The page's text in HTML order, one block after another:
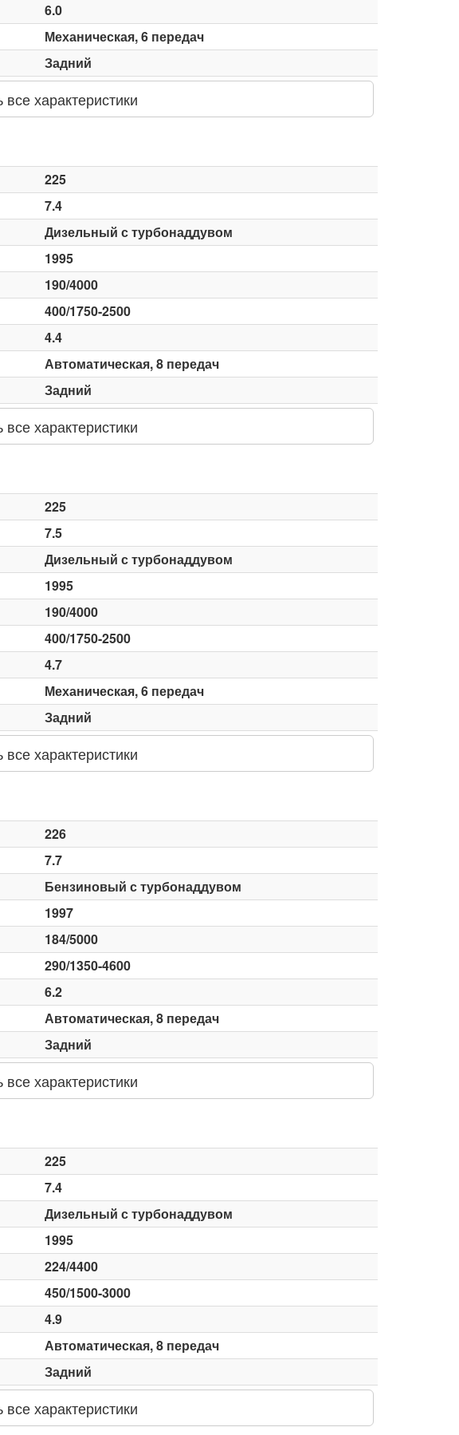
6.0
Механическая, 6 передач
Задний
все характеристики
225
7.4
Дизельный с турбонаддувом
1995
190/4000
400/1750-2500
4.4
Автоматическая, 8 передач
Задний
все характеристики
225
7.5
Дизельный с турбонаддувом
1995
190/4000
400/1750-2500
4.7
Механическая, 6 передач
Задний
все характеристики
226
7.7
Бензиновый с турбонаддувом
1997
184/5000
290/1350-4600
6.2
Автоматическая, 8 передач
Задний
все характеристики
225
7.4
Дизельный с турбонаддувом
1995
224/4400
450/1500-3000
4.9
Автоматическая, 8 передач
Задний
все характеристики